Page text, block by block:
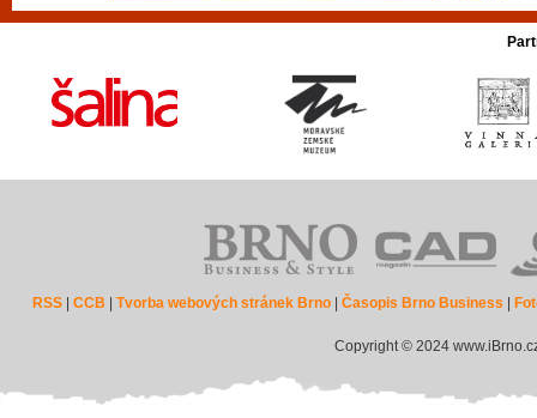
RSS |CCB |Tvorba webových stránek Brno |Časopis Brno Business
Copyright © 2024